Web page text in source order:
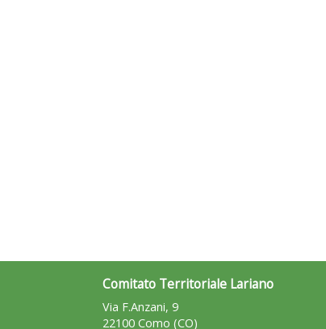
Comitato Territoriale Lariano
Via F.Anzani, 9
22100 Como (CO)